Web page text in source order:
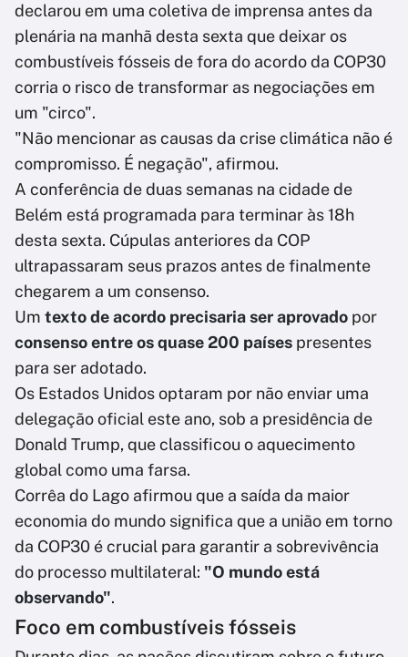
declarou em uma coletiva de imprensa antes da
plenária na manhã desta sexta que deixar os
combustíveis fósseis de fora do acordo da COP30
corria o risco de transformar as negociações em
um "circo".
"Não mencionar as causas da crise climática não é
compromisso. É negação", afirmou.
A conferência de duas semanas na cidade de
Belém está programada para terminar às 18h
desta sexta. Cúpulas anteriores da COP
ultrapassaram seus prazos antes de finalmente
chegarem a um consenso.
Um texto de acordo precisaria ser aprovado por
consenso entre os quase 200 países presentes
para ser adotado.
Os Estados Unidos optaram por não enviar uma
delegação oficial este ano, sob a presidência de
Donald Trump, que classificou o aquecimento
global como uma farsa.
Corrêa do Lago afirmou que a saída da maior
economia do mundo significa que a união em torno
da COP30 é crucial para garantir a sobrevivência
do processo multilateral: "O mundo está
observando".
Foco em combustíveis fósseis